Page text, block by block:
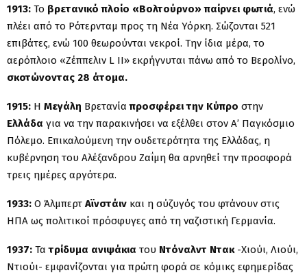
1913: Το βρετανικό πλοίο «Βολτούρνο» παίρνει φωτιά, ενώ
πλέει από το Ρότερνταμ προς τη Νέα Υόρκη. Σώζονται 521
επιβάτες, ενώ 100 θεωρούνται νεκροί. Την ίδια μέρα, το
αερόπλοιο «Ζέππελιν L II» εκρήγνυται πάνω από το Βερολίνο,
σκοτώνοντας 28 άτομα.
1915: Η Μεγάλη Βρετανίαπροσφέρει την Κύπρο στην
Ελλάδα για να την παρακινήσει να εξέλθει στον Α’ Παγκόσμιο
Πόλεμο. Επικαλούμενη την ουδετερότητα της Ελλάδας, η
κυβέρνηση του Αλέξανδρου Ζαΐμη θα αρνηθεί την προσφορά
τρεις ημέρες αργότερα.
1933: Ο Άλμπερτ Αϊνστάιν και η σύζυγός του φτάνουν στις
ΗΠΑ ως πολιτικοί πρόσφυγες από τη ναζιστική Γερμανία.
1937: Τατρίδυμα ανιψάκια του Ντόναλντ Ντακ-Χιούι, Λιούι,
Ντιούι- εμφανίζονται για πρώτη φορά σε κόμικς εφημερίδας